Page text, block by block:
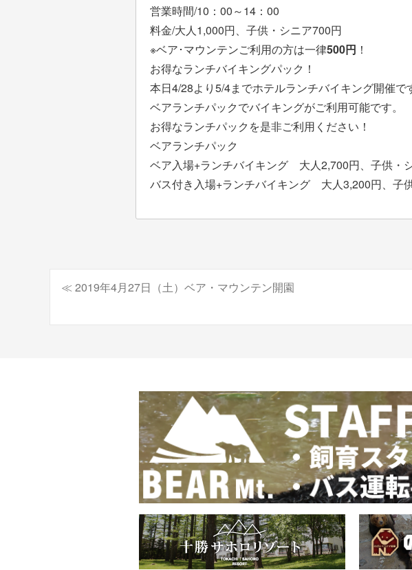
営業時間/10：00～14：00
料金/大人1,000円、子供・シニア700円
※ベア･マウンテンご利用の方は一律500円 ！
お得なランチバイキングパック！
本日4/28より5/4までホテルランチバイキング開催で
ベアランチパックでバイキングがご利用可能です。
お得なランチパックを是非ご利用ください！
ベアランチパック
ベア入場+ランチバイキング 大人2,700円、子供・
バス付き入場+ランチバイキング 大人3,200円、子
投
稿
≪ 2019年4月27日（土）ベア・マウンテン開園